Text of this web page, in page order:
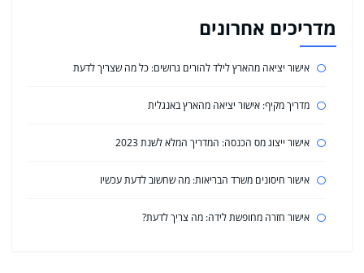
מדריכים אחרונים
אישור יציאה מהארץ לילד להורים גרושים: כל מה שצריך לדעת
מדריך מקיף: אישור יציאה מהארץ באנגלית
אישור ייצוג מס הכנסה: המדריך המלא לשנת 2023
אישור חיסונים משרד הבריאות: מה שחשוב לדעת עכשיו
אישור חזרה מחופשת לידה: מה צריך לדעת?